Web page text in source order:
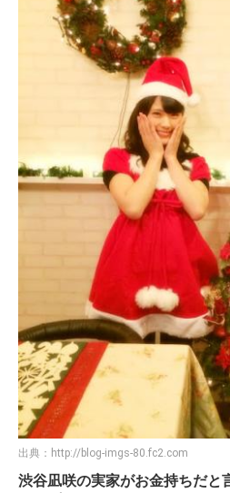
出典： http://blog-imgs-80.fc2.com
渋谷凪咲の実家がお金持ちだと